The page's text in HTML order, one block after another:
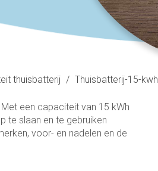
thuisbatterij / Thuisbatterij-15-kwh
een capaciteit van 15 kWh
te slaan en te gebruiken
voor- en nadelen en de